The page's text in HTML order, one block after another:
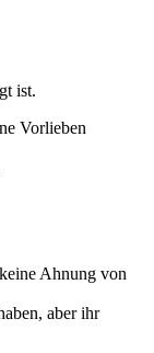
ist.
Vorlieben
Ahnung von
aber ihr